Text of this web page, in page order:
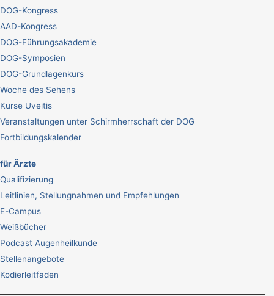
DOG-Kongress
AAD-Kongress
DOG-Führungsakademie
DOG-Symposien
DOG-Grundlagenkurs
Woche des Sehens
Kurse Uveitis
Veranstaltungen unter Schirmherrschaft der DOG
Fortbildungskalender
für Ärzte
Qualifizierung
Leitlinien, Stellungnahmen und Empfehlungen
E-Campus
Weißbücher
Podcast Augenheilkunde
Stellenangebote
Kodierleitfaden